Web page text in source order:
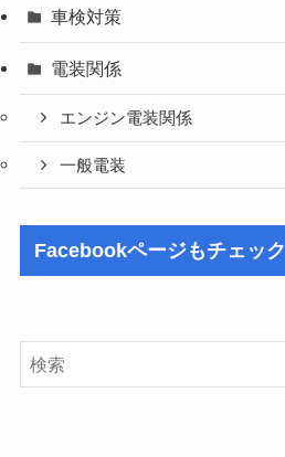
車検対策
電装関係
エンジン電装関係
一般電装
Facebookページもチェック